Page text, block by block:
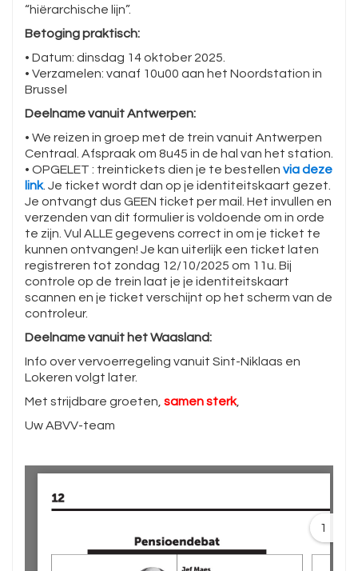
“hiërarchische lijn”.
Betoging praktisch:
• Datum: dinsdag 14 oktober 2025.
• Verzamelen: vanaf 10u00 aan het Noordstation in
Brussel
Deelname vanuit Antwerpen:
• We reizen in groep met de trein vanuit Antwerpen
Centraal. Afspraak om 8u45 in de hal van het station.
• OPGELET : treintickets dien je te bestellen via deze
link. Je ticket wordt dan op je identiteitskaart gezet.
Je ontvangt dus GEEN ticket per mail. Het invullen en
verzenden van dit formulier is voldoende om in orde
te zijn. Vul ALLE gegevens correct in om je ticket te
kunnen ontvangen! Je kan uiterlijk een ticket laten
registreren tot zondag 12/10/2025 om 11u. Bij
controle op de trein laat je je identiteitskaart
scannen en je ticket verschijnt op het scherm van de
controleur.
Deelname vanuit het Waasland:
Info over vervoerregeling vanuit Sint-Niklaas en
Lokeren volgt later.
Met strijdbare groeten, samen sterk,
Uw ABVV-team
1